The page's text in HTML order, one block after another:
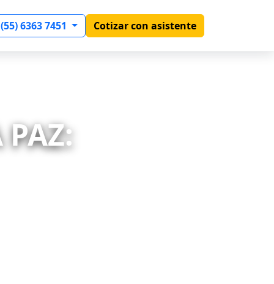
6363 7451 Cotizar con asistente
PAZ: